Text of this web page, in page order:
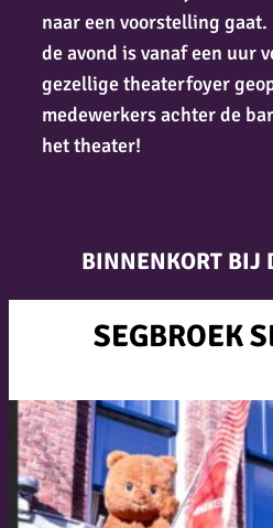
naar een voorstelling
de avond is vanaf een uur
gezellige theaterfoyer
medewerkers achter de
het theater!
BINNENKORT BIJ
SEGBROEK